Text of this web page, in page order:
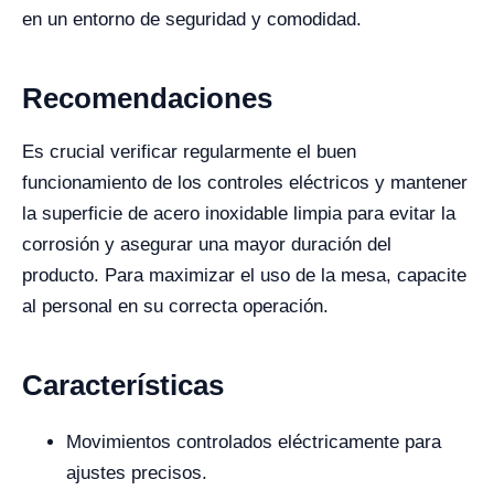
en un entorno de seguridad y comodidad.
Recomendaciones
Es crucial verificar regularmente el buen
funcionamiento de los controles eléctricos y mantener
la superficie de acero inoxidable limpia para evitar la
corrosión y asegurar una mayor duración del
producto. Para maximizar el uso de la mesa, capacite
al personal en su correcta operación.
Características
Movimientos controlados eléctricamente para
ajustes precisos.